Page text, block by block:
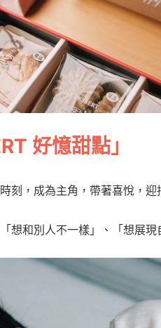
好憶甜點 」
刻，成為主角，帶著喜悅，迎
想和別人不一樣」、「想展